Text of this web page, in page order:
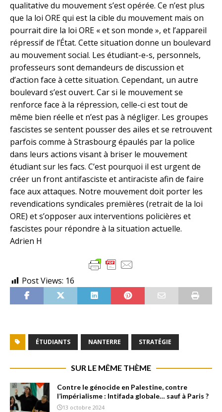
qualitative du mouvement s’est opérée. Ce n’est plus
que la loi ORE qui est la cible du mouvement mais on
pourrait dire la loi ORE « et son monde », et l’appareil
répressif de l’État. Cette situation donne un boulevard
au mouvement social. Les étudiant-e-s, personnels,
professeurs sont demandeurs de discussion et
d’action face à cette situation. Cependant, un autre
boulevard s’est ouvert. Car si le mouvement se
renforce face à la répression, celle-ci est tout de
même bien réelle et n’est pas à négliger. Les groupes
fascistes se sentent pousser des ailes et se retrouvent
parfois comme à Strasbourg épaulés par la police
dans leurs actions visant à briser le mouvement
étudiant sur les facs. C’est pourquoi il est urgent de
créer un front antifasciste et antiraciste afin de faire
face aux attaques. Notre mouvement doit porter les
revendications syndicales premières (retrait de la loi
ORE) et s’opposer aux interventions policières et
fascistes pour répondre à la situation actuelle.
Adrien H
Post Views: 16
ÉTUDIANTS NANTERRE STRATÉGIE
SUR LE MÊME THÈME
Contre le génocide en Palestine, contre
l’impérialisme : Intifada globale… sauf à Paris ?
13 octobre 2024